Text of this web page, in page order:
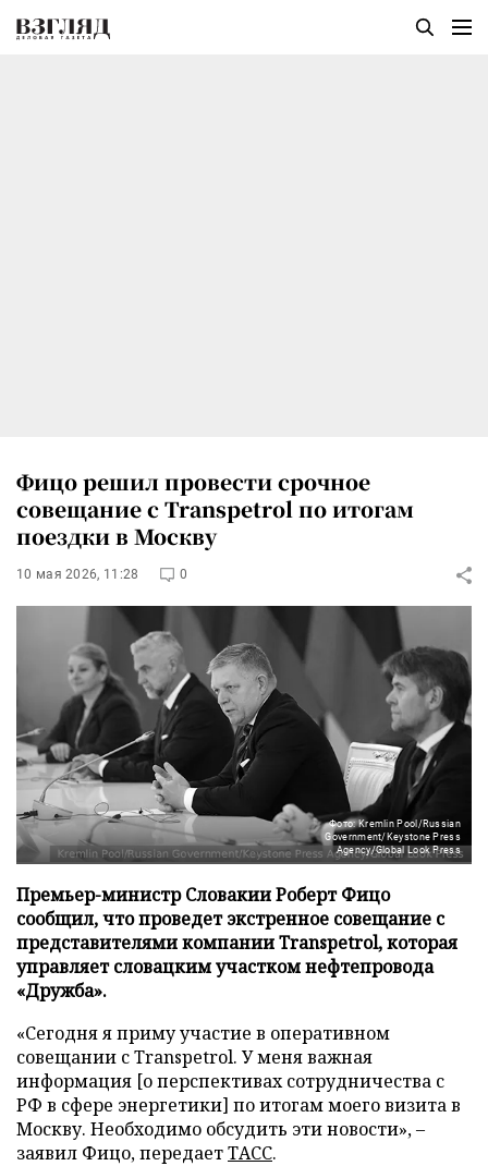
Фицо решил провести срочное
совещание с Transpetrol по итогам
поездки в Москву
10 мая 2026, 11:28 0
Фото: Kremlin Pool/Russian
Government/Keystone Press
Agency/Global Look Press
Премьер-министр Словакии Роберт Фицо
сообщил, что проведет экстренное совещание с
представителями компании Transpetrol, которая
управляет словацким участком нефтепровода
«Дружба».
«Сегодня я приму участие в оперативном
совещании с Transpetrol. У меня важная
информация [о перспективах сотрудничества с
РФ в сфере энергетики] по итогам моего визита в
Москву. Необходимо обсудить эти новости», –
заявил Фицо, передаетТАСС.